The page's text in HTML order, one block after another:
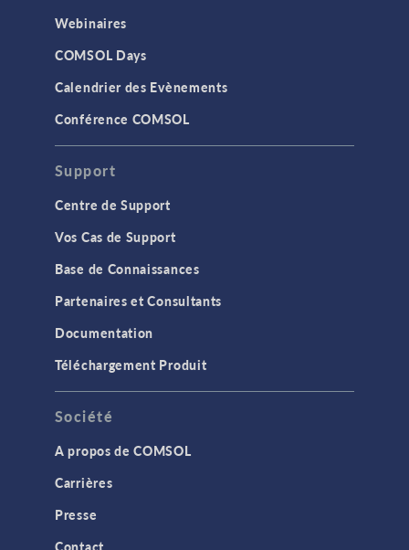
Webinaires
COMSOL Days
Calendrier des Evènements
Conférence COMSOL
Support
Centre de Support
Vos Cas de Support
Base de Connaissances
Partenaires et Consultants
Documentation
Téléchargement Produit
Société
A propos de COMSOL
Carrières
Presse
Contact